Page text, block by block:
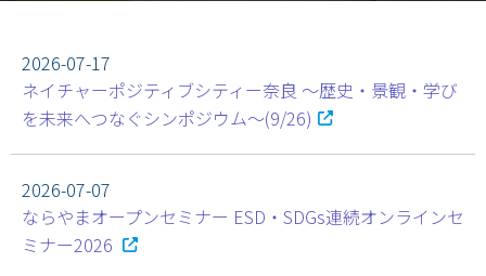
ESD・SDGsセンター研究紀要
ESD・SDGsセンター利用案内
2026-07-17
ネイチャーポジティブシティー奈良 〜歴史・景観・学び
を未来へつなぐシンポジウム〜(9/26)
2026-07-07
ならやまオープンセミナー ESD・SDGs連続オンラインセ
ミナー2026